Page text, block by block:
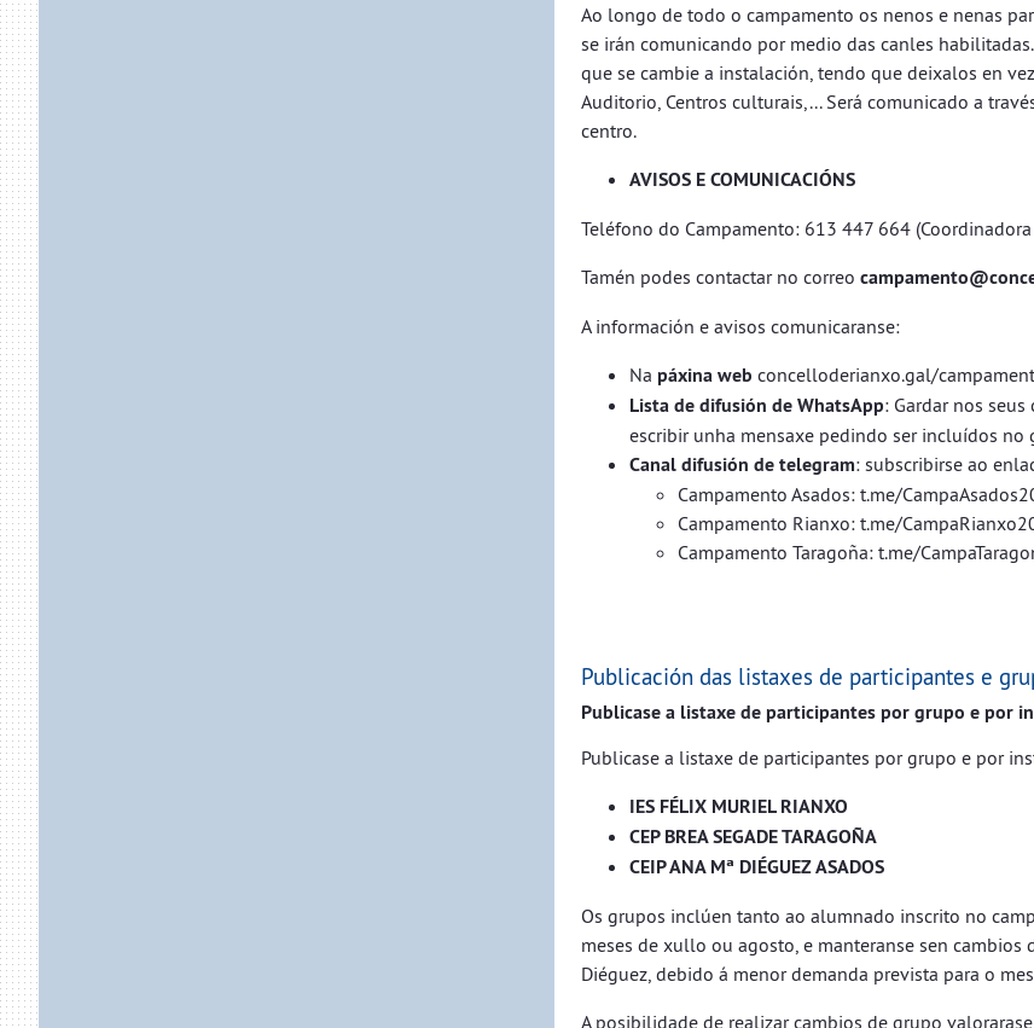
Ao longo de todo o campamento os nenos e nenas
se irán comunicando por medio das canles
que se cambie a instalación, tendo que deixalos en
Auditorio, Centros culturais,... Será comunicado a
centro.
AVISOS E COMUNICACIÓNS
Teléfono do Campamento: 613 447 664
Tamén podes contactar no correo
A información e avisos comunicaranse:
Na páxina web concelloderianxo.gal/
Lista de difusión de WhatsApp: Gardar nos
escribir unha mensaxe pedindo ser incluídos
Canal difusión de telegram: subscribirse ao
Campamento Asados: t.me/
Campamento Rianxo: t.me/
Campamento Taragoña: t.me/
Publicación das listaxes de participantes e
Publicase a listaxe de participantes por grupo e por
Publicase a listaxe de participantes por grupo e por
IES FÉLIX MURIEL RIANXO
CEP BREA SEGADE TARAGOÑA
CEIP ANA Mª DIÉGUEZ ASADOS
Os grupos inclúen tanto ao alumnado inscrito no
meses de xullo ou agosto, e manteranse sen cambios
Diéguez, debido á menor demanda prevista para o
A posibilidade de realizar cambios de grupo